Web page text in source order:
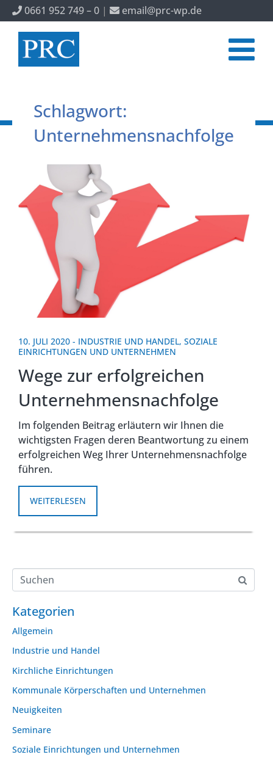
0661 952 749 – 0 | email@prc-wp.de
Schlagwort:
Unternehmensnachfolge
10. JULI 2020 - INDUSTRIE UND HANDEL, SOZIALE
EINRICHTUNGEN UND UNTERNEHMEN
Wege zur erfolgreichen
Unternehmensnachfolge
Im folgenden Beitrag erläutern wir Ihnen die
wichtigsten Fragen deren Beantwortung zu einem
erfolgreichen Weg Ihrer Unternehmensnachfolge
führen.
WEITERLESEN
Kategorien
Allgemein
Industrie und Handel
Kirchliche Einrichtungen
Kommunale Körperschaften und Unternehmen
Neuigkeiten
Seminare
Soziale Einrichtungen und Unternehmen